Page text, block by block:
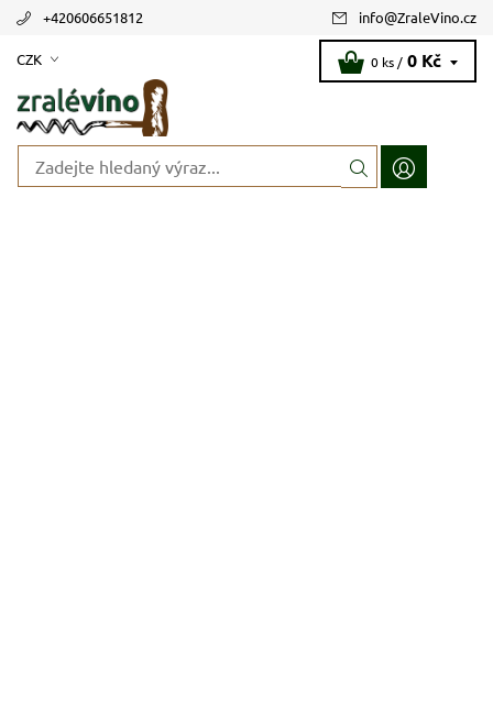
+420606651812 info@ZraleVino.cz
CZK 0 ks / 0 Kč